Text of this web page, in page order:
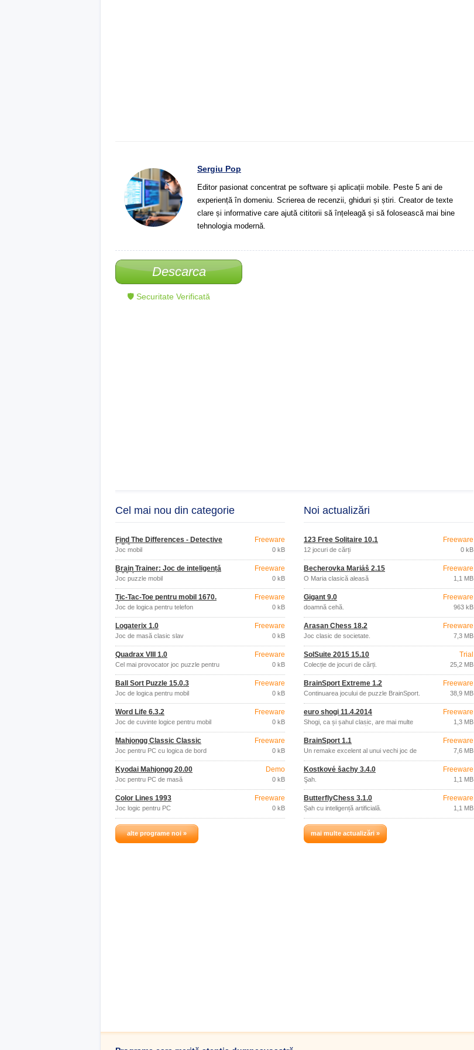
Sergiu Pop
Editor pasionat concentrat pe software și aplicații mobile. Peste 5 ani de
experiență în domeniu. Scrierea de recenzii, ghiduri și știri. Creator de texte
clare și informative care ajută cititorii să înțeleagă și să folosească mai bine
tehnologia modernă.
Descarca
🛡 Securitate Verificată
Cel mai nou din categorie
Find The Differences - Detective
1.5.2
Joc mobil
Freeware
0 kB
Brain Trainer: Joc de inteligență
1.80.1
Joc puzzle mobil
Freeware
0 kB
Tic-Tac-Toe pentru mobil 1670.
dcaro
Joc de logica pentru telefon
Freeware
0 kB
Logaterix 1.0
Joc de masă clasic slav
Freeware
0 kB
Quadrax VIII 1.0
Cel mai provocator joc puzzle pentru
Freeware
0 kB
Ball Sort Puzzle 15.0.3
Joc de logica pentru mobil
Freeware
0 kB
Word Life 6.3.2
Joc de cuvinte logice pentru mobil
Freeware
0 kB
Mahjongg Classic Classic
Joc pentru PC cu logica de bord
Freeware
0 kB
Kyodai Mahjongg 20.00
Joc pentru PC de masă
Demo
0 kB
Color Lines 1993
Joc logic pentru PC
Freeware
0 kB
alte programe noi »
Noi actualizări
123 Free Solitaire 10.1
12 jocuri de cărți
Freeware
0 kB
Becherovka Mariáš 2.15
O Maria clasică aleasă
Freeware
1,1 MB
Gigant 9.0
doamnă cehă.
Freeware
963 kB
Arasan Chess 18.2
Joc clasic de societate.
Freeware
7,3 MB
SolSuite 2015 15.10
Colecție de jocuri de cărți.
Trial
25,2 MB
BrainSport Extreme 1.2
Continuarea jocului de puzzle BrainSport.
Freeware
38,9 MB
euro shogi 11.4.2014
Shogi, ca și șahul clasic, are mai multe
variante, deși un număr foarte mic.
Freeware
1,3 MB
BrainSport 1.1
Un remake excelent al unui vechi joc de
Freeware
7,6 MB
Kostkové šachy 3.4.0
Şah.
Freeware
1,1 MB
ButterflyChess 3.1.0
Șah cu inteligență artificială.
Freeware
1,1 MB
mai multe actualizări »